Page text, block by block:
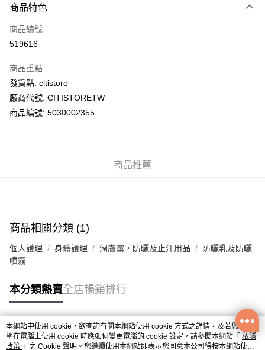
信用卡
AlipayHK
WeChat Pay
送貨方式
每筆HK$50.00，滿HK$200.00或以上免運費
UNY 門市自取
每筆HK$50.00，滿HK$200.00或以上免運費
商品特色
商品編號
519616
商品重點
發貨點: citistore
廠商代號: CITISTORETW
商品編號: 5030002355
商品推薦
商品相關分類 (1)
個人護理 身體護理 潤膚露，防曬及止汗用品
防曬乳及防曬
噴霧
本分類熱賣全店暢銷排行
熱門標籤
本網站中使用 cookie，欲查詢有關本網站使用 cookie 方式之詳情，及若您不希
望在電腦上使用 cookie 時應如何變更電腦的 cookie 設定，請參閱本網站「 私隱
政策 」之 Cookie 聲明。您繼續使用本網站即表示您同意本公司得按本網站使用